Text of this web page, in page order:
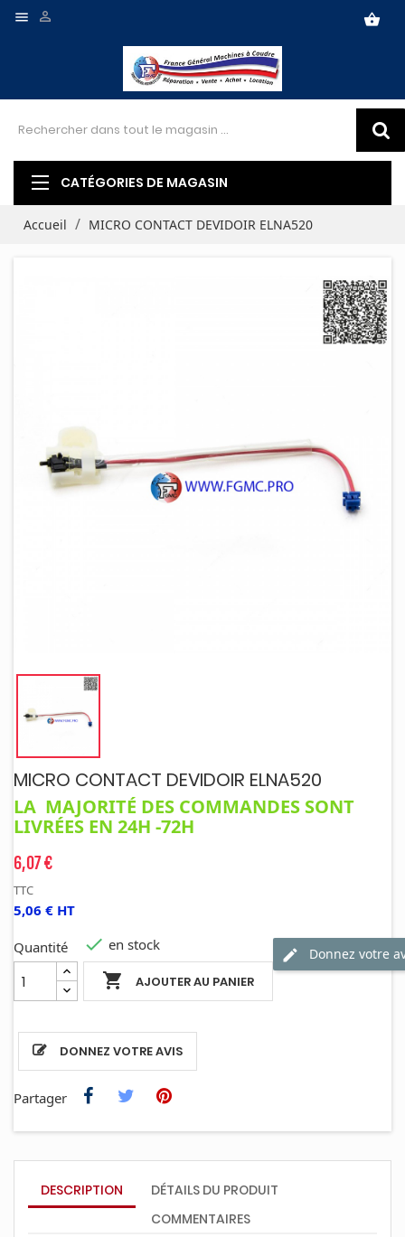
 shopping_basket

CATÉGORIES DE MAGASIN
Accueil MICRO CONTACT DEVIDOIR ELNA520
MICRO CONTACT DEVIDOIR ELNA520
LA MAJORITÉ DES COMMANDES SONT
LIVRÉES EN 24H -72H
6,07 €
TTC
5,06 € HT
Quantité
 AJOUTER AU PANIER
 en stock
DONNEZ VOTRE AVIS
Donnez votre
Partager
DESCRIPTION
DÉTAILS DU PRODUIT
COMMENTAIRES